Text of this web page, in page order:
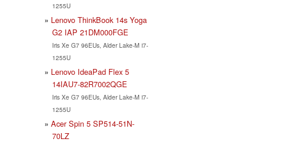
1255U
Lenovo ThinkBook 14s Yoga
G2 IAP 21DM000FGE
Iris Xe G7 96EUs, Alder Lake-M i7-
1255U
Lenovo IdeaPad Flex 5
14IAU7-82R7002QGE
Iris Xe G7 96EUs, Alder Lake-M i7-
1255U
Acer Spin 5 SP514-51N-
70LZ